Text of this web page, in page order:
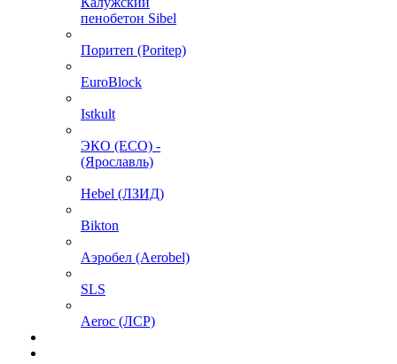
пенобетон Sibel
Поритеп (Poritep)
EuroBlock
Istkult
ЭКО (ECO) -
(Ярославль)
Hebel (ЛЗИД)
Bikton
Аэробел (Aerobel)
SLS
Aeroc (ЛСР)